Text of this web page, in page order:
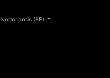
Nederlands (BE)